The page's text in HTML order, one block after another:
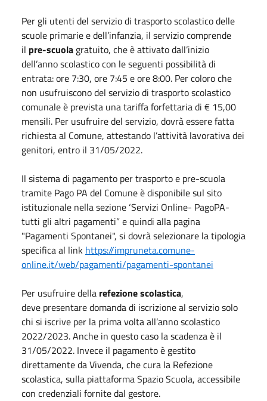
Per gli utenti del servizio di trasporto scolastico delle
scuole primarie e dell’infanzia, il servizio comprende
il pre-scuola gratuito, che è attivato dall’inizio
dell’anno scolastico con le seguenti possibilità di
entrata: ore 7:30, ore 7:45 e ore 8:00. Per coloro che
non usufruiscono del servizio di trasporto scolastico
comunale è prevista una tariffa forfettaria di € 15,00
mensili. Per usufruire del servizio, dovrà essere fatta
richiesta al Comune, attestando l’attività lavorativa dei
genitori, entro il 31/05/2022.
Il sistema di pagamento per trasporto e pre-scuola
tramite Pago PA del Comune è disponibile sul sito
istituzionale nella sezione ‘Servizi Online- PagoPA-
tutti gli altri pagamenti” e quindi alla pagina
"Pagamenti Spontanei", si dovrà selezionare la tipologia
specifica al link https://impruneta.comune-
online.it/web/pagamenti/pagamenti-spontanei
Per usufruire della refezione scolastica,
deve presentare domanda di iscrizione al servizio solo
chi si iscrive per la prima volta all’anno scolastico
2022/2023. Anche in questo caso la scadenza è il
31/05/2022. Invece il pagamento è gestito
direttamente da Vivenda, che cura la Refezione
scolastica, sulla piattaforma Spazio Scuola, accessibile
con credenziali fornite dal gestore.